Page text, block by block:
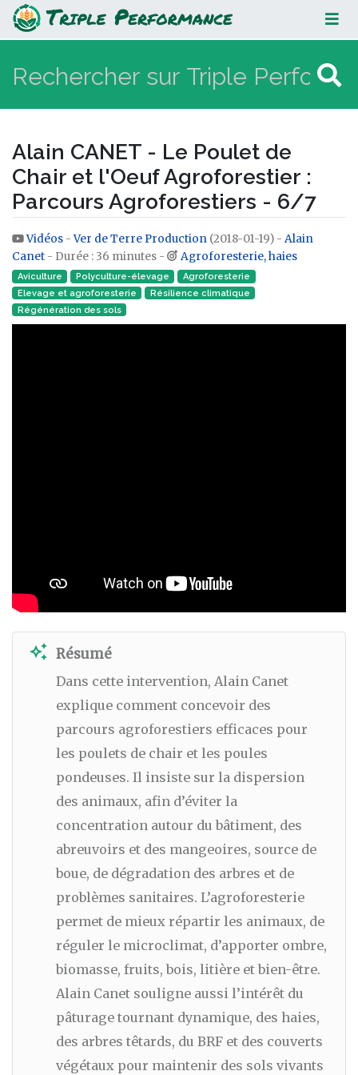
Alain CANET - Le Poulet de Chair et
l'Oeuf Agroforestier : Parcours
Agroforestiers - 6/7
Alain CANET - Le Poulet de
Chair et l'Oeuf Agroforestier :
Parcours Agroforestiers - 6/7
Aller à :navigation,rechercher
Vidéos -Ver de Terre Production (2018-01-19) - Alain
Canet - Durée : 36 minutes - Agroforesterie, haies
Aviculture Polyculture-élevage
Agroforesterie
Elevage et agroforesterie
Résilience climatique
Régénération des sols
auto_awesome Résumé
Dans cette intervention, Alain Canet
explique comment concevoir des
parcours agroforestiers efficaces pour
les poulets de chair et les poules
pondeuses. Il insiste sur la dispersion
des animaux, afin d’éviter la
concentration autour du bâtiment, des
abreuvoirs et des mangeoires, source de
boue, de dégradation des arbres et de
problèmes sanitaires. L’agroforesterie
permet de mieux répartir les animaux, de
réguler le microclimat, d’apporter ombre,
biomasse, fruits, bois, litière et bien-être.
Alain Canet souligne aussi l’intérêt du
pâturage tournant dynamique, des haies,
des arbres têtards, du BRF et des couverts
végétaux pour maintenir des sols vivants